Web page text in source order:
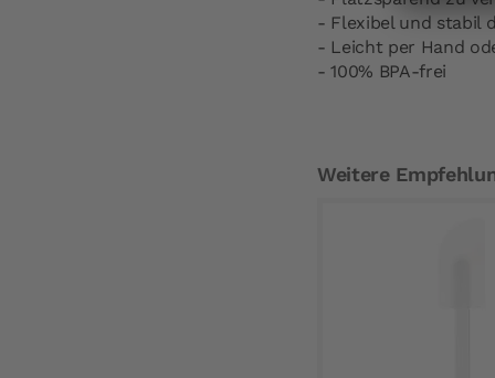
- Flexibel und stabil
- Leicht per Hand
- 100% BPA-frei
Weitere